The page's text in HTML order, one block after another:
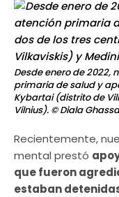
Desde enero de 2022,
primaria de salud y
Kybartai (distrito de
Vilnius). © Diala
Recientemente,
mental prestó
que fueron
estaban